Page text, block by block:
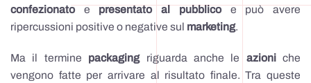
confezionatoepresentato al pubblicoe può avere
ripercussioni positive o negative sul marketing.
Ma il termine packagingriguarda anche le azioniche
vengono fatte per arrivare al risultato finale. Tra queste